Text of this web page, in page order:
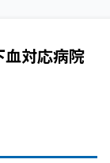
血対応病院